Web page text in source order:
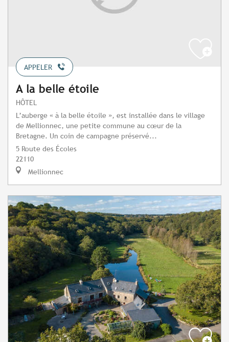
APPELER
A la belle étoile
HÔTEL
L’auberge « à la belle étoile », est installée dans le village
de Mellionnec, une petite commune au cœur de la
Bretagne. Un coin de campagne préservé...
5 Route des Écoles
22110
Mellionnec